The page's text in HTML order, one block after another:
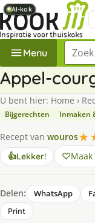
Menu Zoek
Appel-
U bent hier: Home ›
Bijgerechten Inmaken
Recept van wouros
👍Lekker!
Delen: WhatsApp
Print
AI-kok
AI-kok
AI-kok
AI-kok
AI-kok
AI-kok